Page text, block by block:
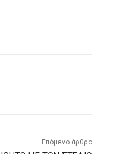
Επόμενο άρθρο